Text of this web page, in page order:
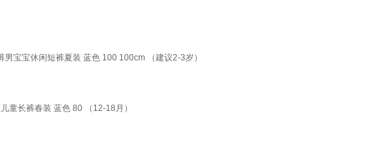
宝宝休闲短裤夏装 蓝色 100 100cm （建议2-3岁）
童长裤春装 蓝色 80 （12-18月）